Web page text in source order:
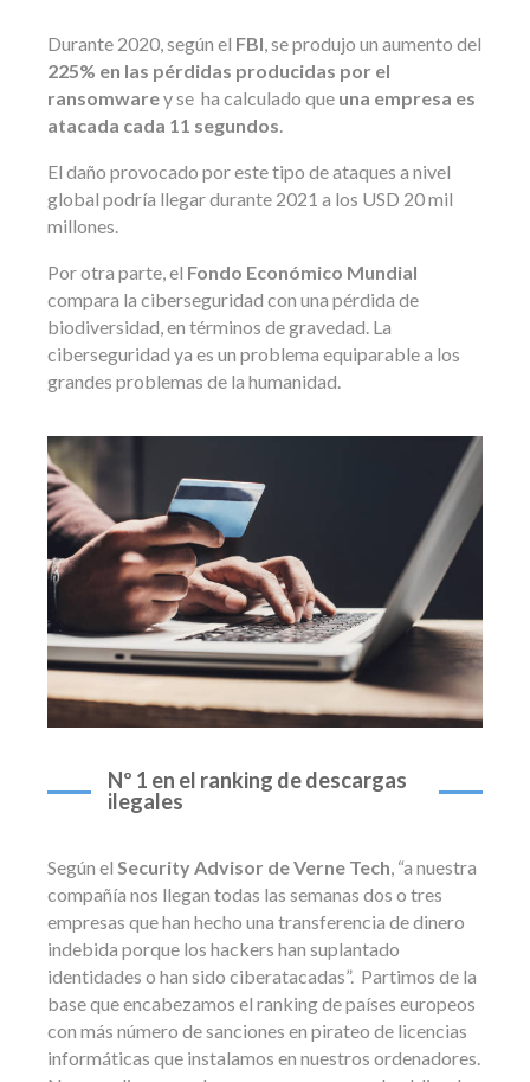
Durante 2020, según el FBI, se produjo un aumento del
225% en las pérdidas producidas por el
ransomwarey se ha calculado que una empresa es
atacada cada 11 segundos.
El daño provocado por este tipo de ataques a nivel
global podría llegar durante 2021 a los USD 20 mil
millones.
Por otra parte, el Fondo Económico Mundial
compara la ciberseguridad con una pérdida de
biodiversidad, en términos de gravedad. La
ciberseguridad ya es un problema equiparable a los
grandes problemas de la humanidad.
Nº 1 en el ranking de descargas
ilegales
Según el Security Advisor de Verne Tech , “a nuestra
compañía nos llegan todas las semanas dos o tres
empresas que han hecho una transferencia de dinero
indebida porque los hackers han suplantado
identidades o han sido ciberatacadas”. Partimos de la
base que encabezamos el ranking de países europeos
con más número de sanciones en pirateo de licencias
informáticas que instalamos en nuestros ordenadores.